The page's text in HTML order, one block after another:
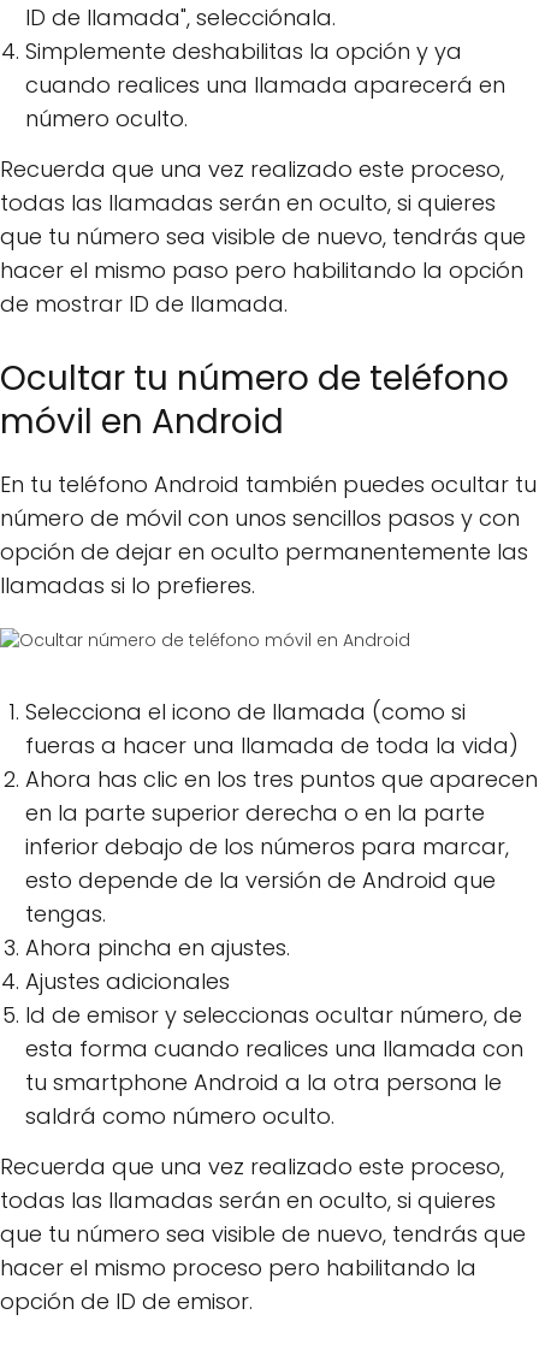
ID de llamada", selecciónala.
Simplemente deshabilitas la opción y ya
cuando realices una llamada aparecerá en
número oculto.
Recuerda que una vez realizado este proceso,
todas las llamadas serán en oculto, si quieres
que tu número sea visible de nuevo, tendrás que
hacer el mismo paso pero habilitando la opción
de mostrar ID de llamada.
Ocultar tu número de teléfono
móvil en Android
En tu teléfono Android también puedes ocultar tu
número de móvil con unos sencillos pasos y con
opción de dejar en oculto permanentemente las
llamadas si lo prefieres.
Selecciona el icono de llamada (como si
fueras a hacer una llamada de toda la vida)
Ahora has clic en los tres puntos que aparecen
en la parte superior derecha o en la parte
inferior debajo de los números para marcar,
esto depende de la versión de Android que
tengas.
Ahora pincha en ajustes.
Ajustes adicionales
Id de emisor y seleccionas ocultar número, de
esta forma cuando realices una llamada con
tu smartphone Android a la otra persona le
saldrá como número oculto.
Recuerda que una vez realizado este proceso,
todas las llamadas serán en oculto, si quieres
que tu número sea visible de nuevo, tendrás que
hacer el mismo proceso pero habilitando la
opción de ID de emisor.